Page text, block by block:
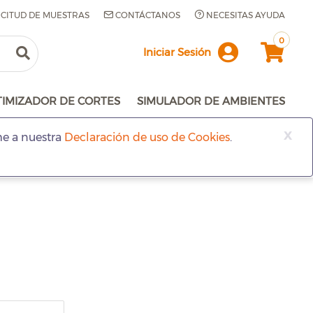
DE MUESTRAS CONTÁCTANOS NECESITAS AYUDA
Iniciar Sesión
0
DE CORTES SIMULADOR DE AMBIENTES
x
a nuestra Declaración de uso de Cookies.